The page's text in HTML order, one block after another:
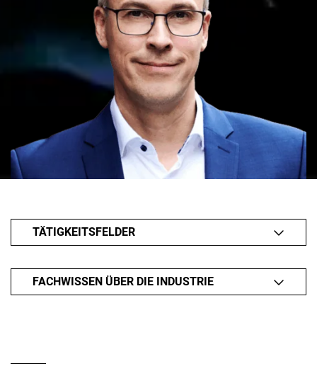
TÄTIGKEITSFELDER
FACHWISSEN ÜBER DIE INDUSTRIE